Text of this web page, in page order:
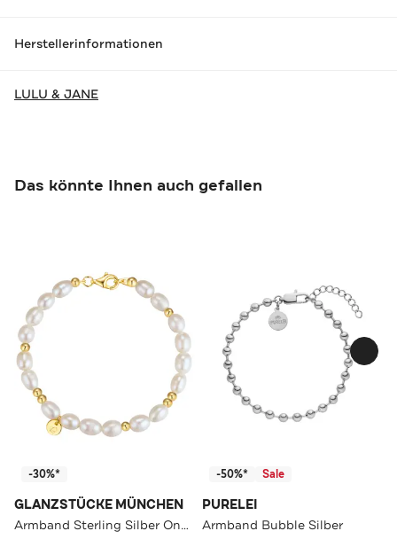
Herstellerinformationen
LULU & JANE
Das könnte Ihnen auch gefallen
-30%*
GLANZSTÜCKE MÜNCHEN
Armband Sterling Silber OneColor
-50%* Sale
PURELEI
Armband Bubble Silber